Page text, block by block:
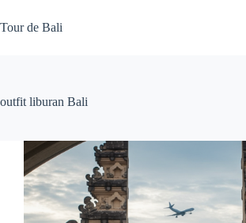
to
content
Tour de Bali
outfit liburan Bali